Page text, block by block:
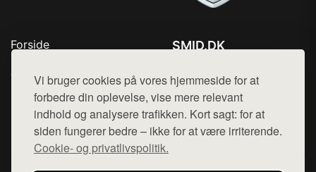
Vi bruger cookies på vores hjemmeside for at
forbedre din oplevelse, vise mere relevant
indhold og analysere trafikken. Kort sagt: for at
siden fungerer bedre – ikke for at være irriterende.
Cookie- og privatlivspolitik.
Forside
Top Rabatter
Kontakt
SMID.DK
Mail: hej@want.dk
Cookie- og privatlivspolitik